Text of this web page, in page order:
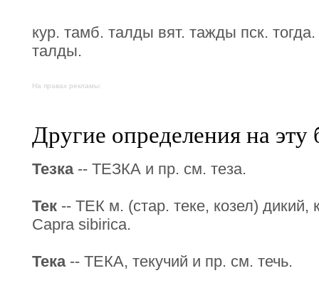
кур. тамб. талды вят. тажды пск.
талды.
На правах рекламы:
Другие определения на эту
Тезка-- ТЕЗКА и пр. см. теза.
Тек -- ТЕК м. (стар. теке, козел)
Capra sibirica.
Тека-- ТЕКА, текучий и пр. см. течь.